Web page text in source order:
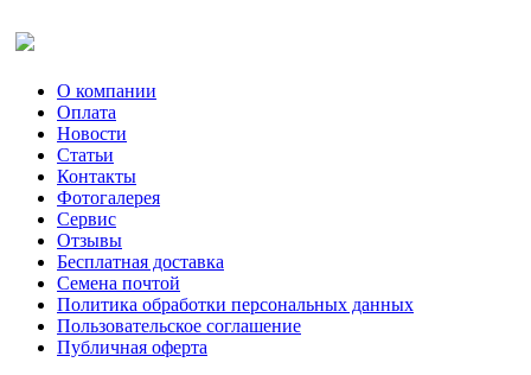
Тмин
Трава для чая
Туласи
Укроп
Фенхель пряный
Хризантема овощная
Цикорий пряный
Цикорий салатный (Витлуф)
Черемша
Шпинат
Щавель
Эндивий
Эстрагон
О компании
Оплата
Новости
Статьи
Контакты
Фотогалерея​
Сервис
Отзывы
Бесплатная доставка
Семена почтой
Политика обработки персональных данных
Пользовательское соглашение
Публичная оферта